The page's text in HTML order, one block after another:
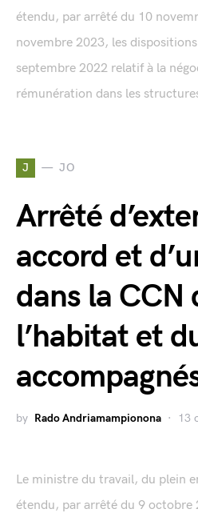
étendu, par arrêté du 10
novembre 2023, les
septembre 2022 relatif à la
rémunération dans les
J JO
Arrêté
accord et
dans la CCN
l’habitat et
by Rado Andriamampionona 13
Le ministre du travail, du plein
étendu, par arrêté du 9 octobre